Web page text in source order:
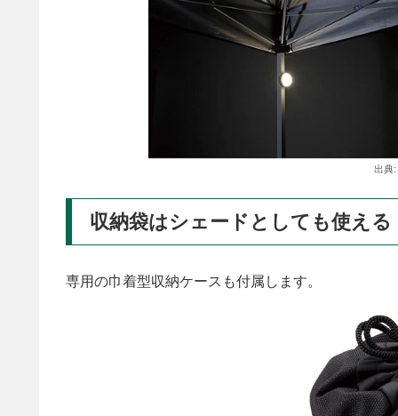
出典:
収納袋はシェードとしても使える
専用の巾着型収納ケースも付属します。